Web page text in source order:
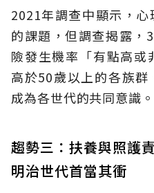
2021年調查中顯示，
的課題，但調查揭露，
險發生機率「有點高或
高於50歲以上的各族
成為各世代的共同意識。
趨勢三：扶養與照護
明治世代首當其衝